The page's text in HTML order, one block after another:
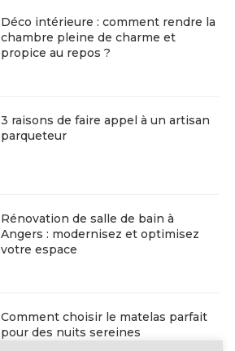
Déco intérieure : comment rendre la
chambre pleine de charme et
propice au repos ?
3 raisons de faire appel à un artisan
parqueteur
Rénovation de salle de bain à
Angers : modernisez et optimisez
votre espace
Comment choisir le matelas parfait
pour des nuits sereines